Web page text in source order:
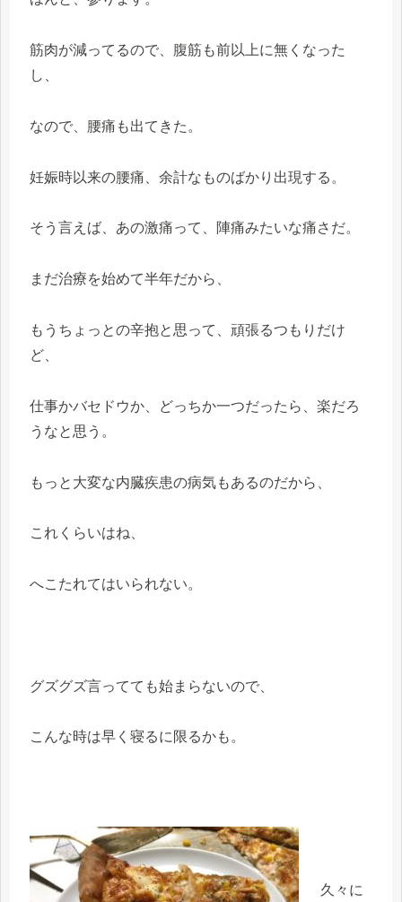
筋肉が減ってるので、腹筋も前以上に無くなった
し、
なので、腰痛も出てきた。
妊娠時以来の腰痛、余計なものばかり出現する。
そう言えば、あの激痛って、陣痛みたいな痛さだ。
まだ治療を始めて半年だから、
もうちょっとの辛抱と思って、頑張るつもりだけ
ど、
仕事かバセドウか、どっちか一つだったら、楽だろ
うなと思う。
もっと大変な内臓疾患の病気もあるのだから、
これくらいはね、
へこたれてはいられない。
グズグズ言ってても始まらないので、
こんな時は早く寝るに限るかも。
久々に